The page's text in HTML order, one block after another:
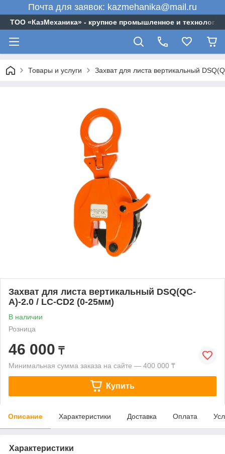
Почта для заявок: kazmehanika@mail.ru
ТОО «‎КазМеханика» - крупное промышленное и
Товары и услуги Захват для листа вертикальный
Захват для листа вертикальный DSQ(QC-
A)-2.0 / LC-CD2 (0-25мм)
В наличии
Розница
46 000 ₸
Минимальная сумма заказа на сайте — 400 000 ₸
Купить
Описание Характеристики Доставка Оплата
Характеристики